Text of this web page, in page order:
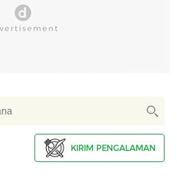
KIRIM PENGALAMAN